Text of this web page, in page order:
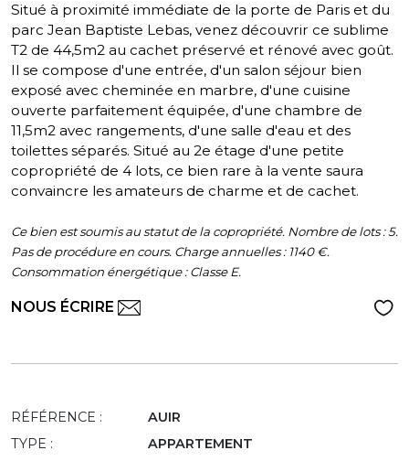
Situé à proximité immédiate de la porte de Paris et du
parc Jean Baptiste Lebas, venez découvrir ce sublime
T2 de 44,5m2 au cachet préservé et rénové avec goût.
Il se compose d'une entrée, d'un salon séjour bien
exposé avec cheminée en marbre, d'une cuisine
ouverte parfaitement équipée, d'une chambre de
11,5m2 avec rangements, d'une salle d'eau et des
toilettes séparés. Situé au 2e étage d'une petite
copropriété de 4 lots, ce bien rare à la vente saura
convaincre les amateurs de charme et de cachet.
Ce bien est soumis au statut de la copropriété. Nombre de lots : 5.
Pas de procédure en cours. Charge annuelles : 1140 €.
Consommation énergétique : Classe E.
NOUS ÉCRIRE
RÉFÉRENCE :
AUIR
TYPE :
APPARTEMENT